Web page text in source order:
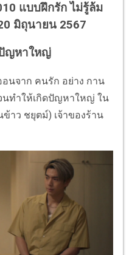
แบบฝึกรัก ไม่รู้ล้ม
มิถุนายน 2567
ปัญหาใหญ่
นจาก คนรัก อย่าง กาน
ทำให้เกิดปัญหาใหญ่ ใน
าว ชยุตม์) เจ้าของร้าน